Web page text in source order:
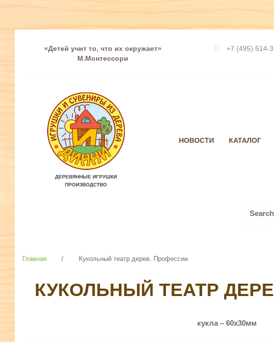
«Детей учит то, что их окружает»
М.Монтессори
+7 (495) 514-
ДЕРЕВЯННЫЕ ИГРУШКИ
ПРОИЗВОДСТВО
НОВОСТИ КАТАЛОГ
for:
Главная / Кукольный театр дерев. Профессии
КУКОЛЬНЫЙ ТЕАТР
кукла – 60х30мм